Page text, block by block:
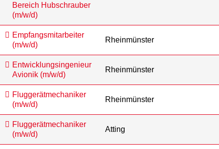
Bereich Hubschrauber
(m/w/d)
Empfangsmitarbeiter
(m/w/d)
Rheinmünster
Entwicklungsingenieur
Avionik (m/w/d)
Rheinmünster
Fluggerätmechaniker
(m/w/d)
Rheinmünster
Fluggerätmechaniker
(m/w/d)
Atting